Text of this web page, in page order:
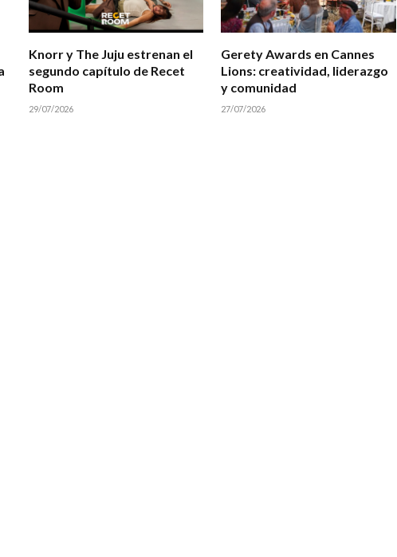
Knorr y The Juju estrenan el
segundo capítulo de Recet
Room
29/07/2026
Gerety Awards en Cannes
Lions: creatividad, liderazgo
y comunidad
27/07/2026